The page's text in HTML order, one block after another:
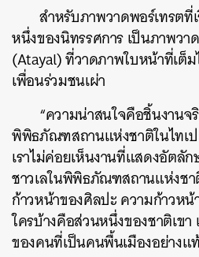
สำหรับภาพวาดพอร์เทรตที่
หนึ่งของนิทรรศการ เป็นภาพว
(Atayal) ที่วาดภาพใบหน้าที่เต็
เพื่อนร่วมชนเผ่า
“ความน่าสนใจคือชิ้นงาน
พิพิธภัณฑสถานแห่งชาติในไทเป
เราไม่ค่อยเห็นงานที่แสดงอัตลั
ชาวเลในพิพิธภัณฑสถานแห่งชา
ก้าวหน้าของศิลปะ ความก้าวหน้
ใครบ้างคือส่วนหนึ่งของชาติเขา
ของคนที่เป็นคนพื้นเมืองอย่างแ